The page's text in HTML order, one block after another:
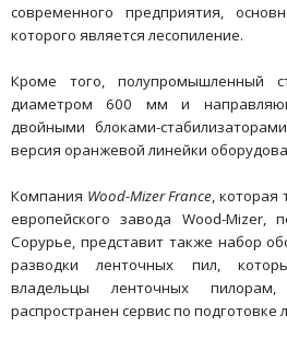
современного предприятия,
которого является лесопиление.
Кроме того, полупромышленный
диаметром 600 мм и
двойными блоками-
версия оранжевой линейки
Компания Wood-Mizer France, которая
европейского завода Wood-Mizer,
Сорурье, представит также набор
разводки ленточных пил,
владельцы ленточных
распространен сервис по подготовке